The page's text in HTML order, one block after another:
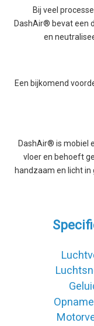
Bij veel
DashAir® bevat een
en
Een bijkomend
DashAir® is mobiel
vloer en behoeft
handzaam en licht